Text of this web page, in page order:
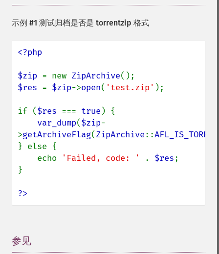
示例 #1 测试归档是否是 torrentzip 格式
<?php
$zip = new ZipArchive
$res = $zip->open( 'test.zip' );
if ($res === true ) {
var_dump($zip-
>getArchiveFlag(ZipArchive::
} else {
    echo
'Failed, code: ' . $res;
}
?>
参见